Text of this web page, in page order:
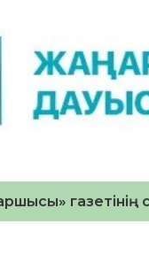
газетінің